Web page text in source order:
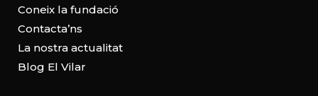
Coneix la fundació
Contacta’ns
La nostra actualitat
Blog El Vilar